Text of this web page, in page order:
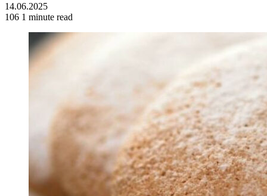
14.06.2025
106 1 minute read